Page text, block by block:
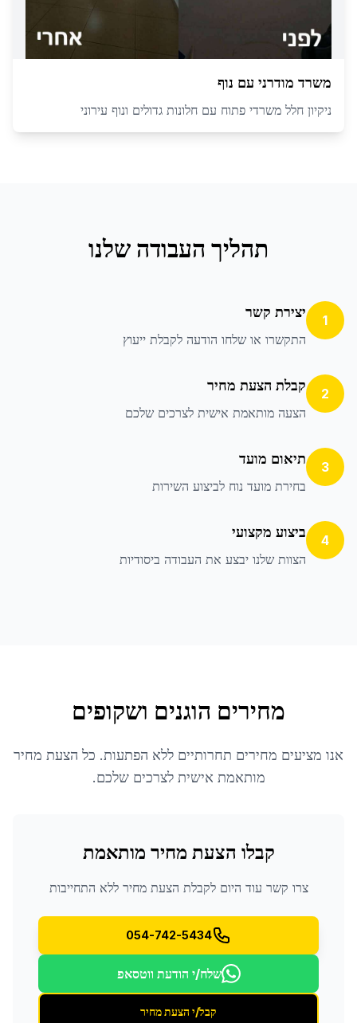
משרד מודרני עם נוף
ניקיון חלל משרדי פתוח עם חלונות גדולים ונוף עירוני
תהליך העבודה שלנו
1 יצירת קשר
התקשרו או שלחו הודעה לקבלת ייעוץ
2 קבלת הצעת מחיר
הצעה מותאמת אישית לצרכים שלכם
3 תיאום מועד
בחירת מועד נוח לביצוע השירות
4 ביצוע מקצועי
הצוות שלנו יבצע את העבודה ביסודיות
מחירים הוגנים ושקופים
אנו מציעים מחירים תחרותיים ללא הפתעות. כל הצעת מחיר
מותאמת אישית לצרכים שלכם.
קבלו הצעת מחיר מותאמת
צרו קשר עוד היום לקבלת הצעת מחיר ללא התחייבות
054-742-5434
שלח/י הודעת ווטסאפ
קבל/י הצעת מחיר